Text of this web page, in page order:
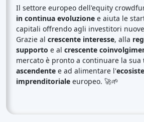
Il settore europeo dell'equity
in continua evoluzione e aiuta le
capitali offrendo agli investitori
Grazie al crescente interesse, alla
supporto e al crescente
mercato è pronto a continuare la sua
ascendente e ad alimentare l'
imprenditoriale europeo. 🚀🌱